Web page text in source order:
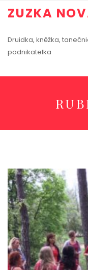
ZUZKA
Druidka, kněžka,
podnikatelka